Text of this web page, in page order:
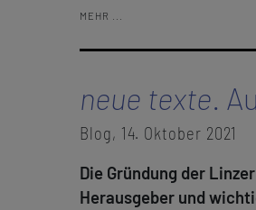
MEHR ...
neue texte.
Blog, 14. Oktober 2021
Die Gründung der
Herausgeber und